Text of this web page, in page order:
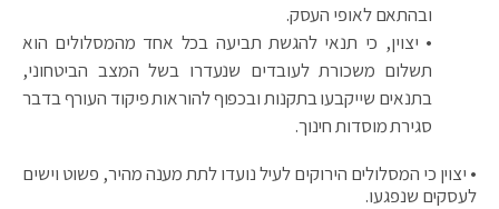
ובהתאם לאופי העסק.
• יצוין, כי תנאי להגשת תביעה בכל אחד מהמסלולים הוא
תשלום משכורת לעובדים שנעדרו בשל המצב הביטחוני,
בתנאים שייקבעו בתקנות ובכפוף להוראות פיקוד העורף בדבר
סגירת מוסדות חינוך.
• יצוין כי המסלולים הירוקים לעיל נועדו לתת מענה מהיר, פשוט וישים
לעסקים שנפגעו.